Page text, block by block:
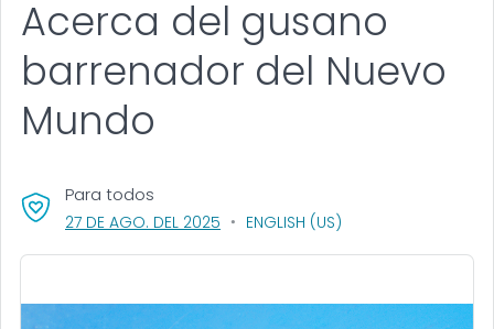
Acerca del gusano
barrenador del Nuevo
Mundo
Para todos
27 DE AGO. DEL 2025 , VISIT LINK FOR DETAILS.
ENGLISH (US)